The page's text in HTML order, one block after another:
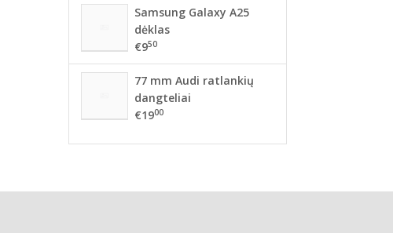
Samsung Galaxy A25
dėklas
€950
77 mm Audi ratlankių
dangteliai
€1900